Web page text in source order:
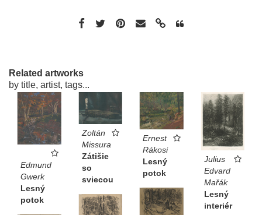
Related artworks
by title, artist, tags...
Edmund
Gwerk
Lesný
potok
Zoltán
Missura
Zátišie
so
sviecou
Ernest
Rákosi
Lesný
potok
Julius
Edvard
Mařák
Lesný
interiér